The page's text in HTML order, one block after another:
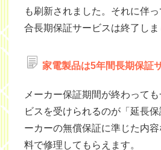
も刷新されました。それに伴
合長期保証サービスは終了しま
家電製品は5年間長期保証
メーカー保証期間が終わって
ビスを受けられるのが「延長
ーカーの無償保証に準じた内
料で修理してもらえます。